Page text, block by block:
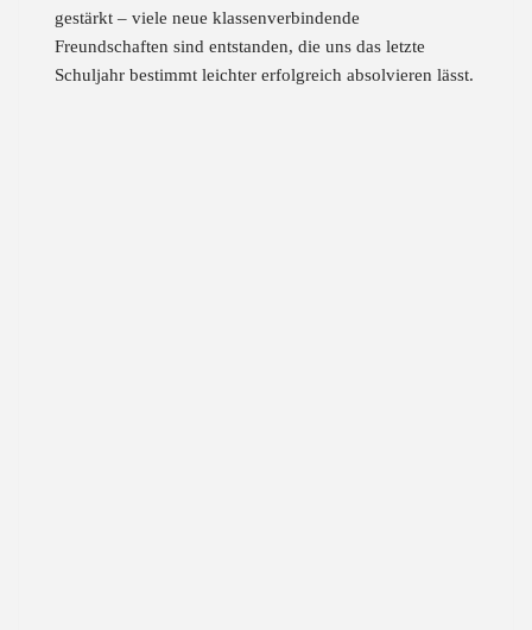
gestärkt – viele neue klassenverbindende
Freundschaften sind entstanden, die uns das letzte
Schuljahr bestimmt leichter erfolgreich absolvieren lässt.